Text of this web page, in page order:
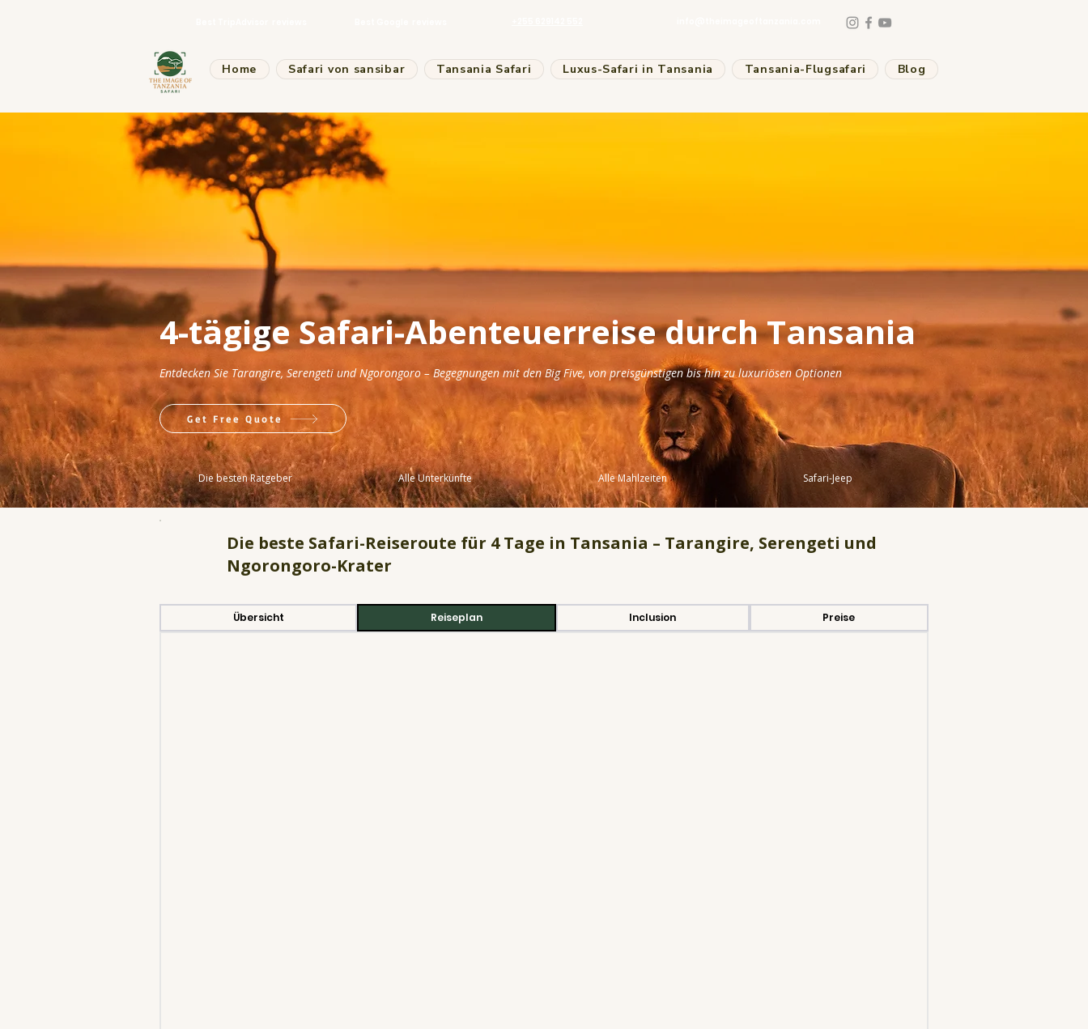
Home Safari von sansibar Tansania Safari Luxus-Safari in Tansania Tansania-Flugsafari Blog
4-tägige Safari-Abenteuerreise durch Tansania
Entdecken Sie Tarangire, Serengeti und Ngorongoro – Begegnungen mit den Big Five, von preisgünstigen bis hin zu luxuriösen Optionen
Get Free Quote
Die besten Ratgeber Alle Unterkünfte Alle Mahlzeiten Safari-Jeep
Die beste Safari-Reiseroute für 4 Tage in Tansania – Tarangire, Serengeti und
Ngorongoro-Krater
Übersicht Reiseplan Inclusion Preise